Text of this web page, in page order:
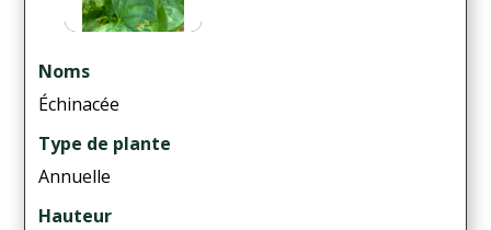
Noms
Échinacée
Type de plante
Annuelle
Hauteur